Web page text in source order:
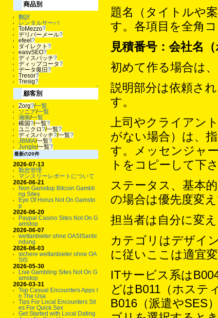
商品別
翻訳
レンタルサーバ
ToMezzo?
デリバーメール?
efeel?
ダイレクト?
easySEO?
ディスパッチ?
ディップコータ?
データ復旧?
Tresor?
Tresig?
↑
顧客別
Zorg?/一覧
ソニア/一覧
湘南/一覧
横国?/一覧?
ユニクロ?/一覧?
ディスパッチ?/一覧?
JBMIA/一覧?
Jungle/一覧?
最新の20件
2026-07-13
勤怠管理
マンスリーレポートについて
2026-06-21
Non Gamstop Bitcoin Gambli
ng Sites
Eye Of Horus Not On Gamsto
p
2026-06-20
Paypal Casino Sites Not On G
amstop
2026-06-07
wettanbieter ohne OASISanbi
ndung
2026-06-03
sichere wettanbieter ohne OA
SIS
2026-05-30
Live Gambling Sites Not On G
amstop
2026-03-31
Top Casual Encounters Apps I
n The Usa
Tips For Local Encounters Sit
es For Quick Sex
Get Started with Local Dating
題名（タイトルや
す。各項目を全角
見積番号：会社名
初めて作る場合は
説明部分は依頼さ
す。
上司やクライアン
がない場合）は、
す。メッセンジャ
トをコピーして下
ステータス、基本
の場合は優先度変
担当者は自分に変
カテゴリはデザイ
に従いここは適宜
ITサービス系は
どはB011（ホステ
B016（派遣やSES